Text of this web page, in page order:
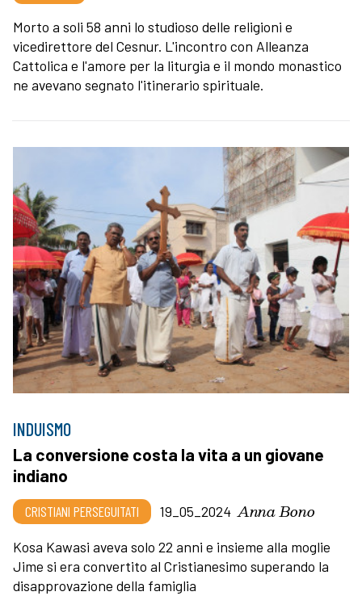
Morto a soli 58 anni lo studioso delle religioni e
vicedirettore del Cesnur. L'incontro con Alleanza
Cattolica e l'amore per la liturgia e il mondo monastico
ne avevano segnato l'itinerario spirituale.
INDUISMO
La conversione costa la vita a un giovane
indiano
CRISTIANI PERSEGUITATI 19_05_2024 Anna Bono
Kosa Kawasi aveva solo 22 anni e insieme alla moglie
Jime si era convertito al Cristianesimo superando la
disapprovazione della famiglia